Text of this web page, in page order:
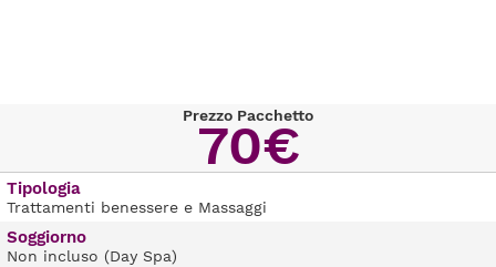
Prezzo Pacchetto
70€
Tipologia
Trattamenti benessere e Massaggi
Soggiorno
Non incluso (Day Spa)